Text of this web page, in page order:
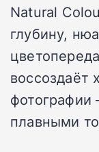
Natural
глубину,
воссоздаёт
плавными